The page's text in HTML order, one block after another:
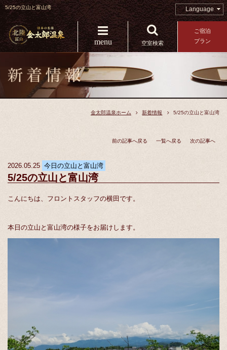
5/25の立山と富山湾 Language
menu 空室検索
ご宿泊
プラン
金太郎温泉ホーム 新着情報 5/25の立山と富山湾
前の記事へ戻る 一覧へ戻る 次の記事へ
2026.05.25 今日の立山と富山湾
5/25の立山と富山湾
こんにちは、フロントスタッフの横田です。
本日の立山と富山湾の様子をお届けします。